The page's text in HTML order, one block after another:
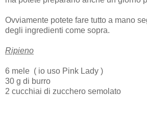
Ovviamente potete fare tutto a mano
degli ingredienti come sopra.
Ripieno
6 mele ( io uso Pink Lady )
30 g di burro
2 cucchiai di zucchero semolato